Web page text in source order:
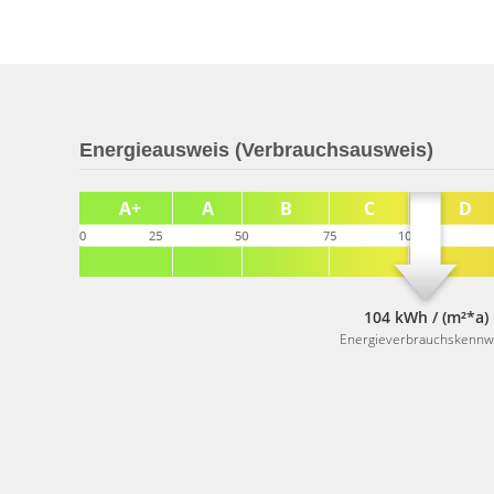
Energieausweis (Verbrauchsausweis)
104 kWh / (m²*a)